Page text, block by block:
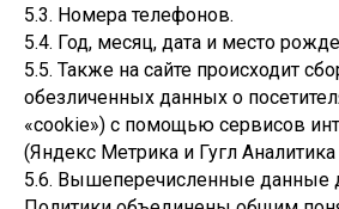
5.3. Номера телефонов.
5.4. Год, месяц, дата и место
5.5. Также на сайте происходит
обезличенных данных о
«cookie») с помощью сервисов
(Яндекс Метрика и Гугл Аналитика
5.6. Вышеперечисленные данные